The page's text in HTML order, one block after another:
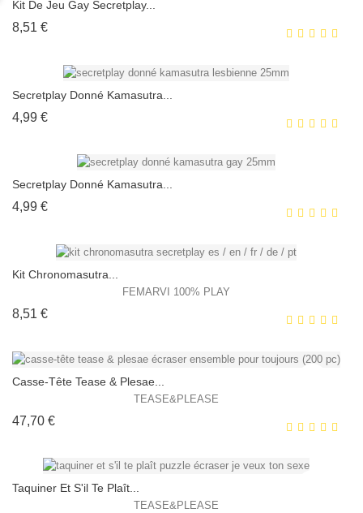
HORS STOCK
EXCLUSIVITÉ WEB !
HORS STOCK
EXCLUSIVITÉ WEB !
HORS STOCK
Kit De Jeu Gay Secretplay...
8,51 €Prix
EXCLUSIVITÉ WEB !
HORS STOCK
Secretplay Donné Kamasutra...
4,99 €Prix
Secretplay Donné Kamasutra...
4,99 €Prix
HORS STOCK
Kit Chronomasutra...
FEMARVI 100% PLAY
8,51 €Prix
Casse-Tête Tease & Plesae...
TEASE&PLEASE
47,70 €Prix
Taquiner Et S'il Te Plaît...
TEASE&PLEASE